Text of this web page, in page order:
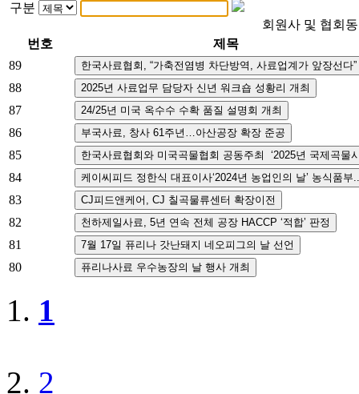
구분
회원사 및 협회
번호
제목
89
88
87
86
85
84
83
82
81
80
1
2